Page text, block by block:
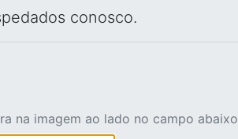
conosco.
na imagem ao lado no campo abaixo